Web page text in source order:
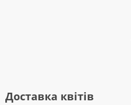
Доставка квітів